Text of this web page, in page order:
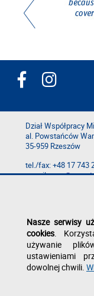
Dział Współpracy
al. Powstańców
35-959 Rzeszów
tel./fax: +48 17 743
e-mail: epta
Nasze serwisy
cookies.
używanie
ustawieniami
dowolnej chwili.